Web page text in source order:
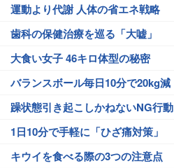
運動より代謝 人体の省エネ戦略
歯科の保健治療を巡る「大嘘」
大食い女子 46キロ体型の秘密
バランスボール毎日10分で20kg減
躁状態引き起こしかねないNG行動
1日10分で手軽に「ひざ痛対策」
キウイを食べる際の3つの注意点